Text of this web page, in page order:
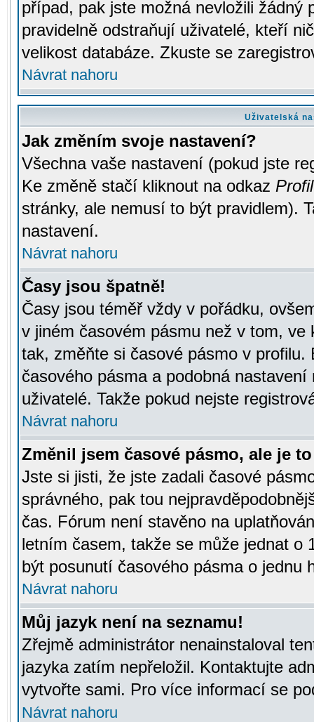
případ, pak jste možná nevložili žádný
pravidelně odstraňují uživatelé, kteří
velikost databáze. Zkuste se
Návrat nahoru
Uživatelská
Jak změním svoje nastavení?
Všechna vaše nastavení (pokud jste
Ke změně stačí kliknout na odkaz Profil
stránky, ale nemusí to být pravidlem).
nastavení.
Návrat nahoru
Časy jsou špatně!
Časy jsou téměř vždy v pořádku,
v jiném časovém pásmu než v tom,
tak, změňte si časové pásmo v
časového pásma a podobná
uživatelé. Takže pokud nejste
Návrat nahoru
Změnil jsem časové pásmo, ale je
Jste si jisti, že jste zadali časové
správného, pak tou
čas. Fórum není stavěno na
letním časem, takže se může jednat o
být posunutí časového pásma o jednu
Návrat nahoru
Můj jazyk není na seznamu!
Zřejmě administrátor nenainstaloval
jazyka zatím nepřeložil. Kontaktujte
vytvořte sami. Pro více informací se
Návrat nahoru